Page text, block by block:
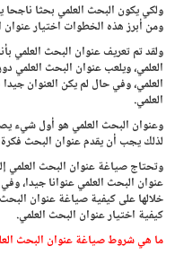
ولكي يكون البحث العلمي بحثا
ومن أبرز هذه الخطوات اختيار عنوان
ولقد تم تعريف عنوان البحث العلمي
العلمي، ويلعب عنوان البحث العلمي
العلمي، وفي حال لم يكن العنوان
العلمي.
وعنوان البحث العلمي هو أول شيء
لذلك يجب أن يقدم عنوان البحث
وتحتاج صياغة عنوان البحث العلمي
عنوان البحث العلمي عنوانا جيدا،
خلالها على كيفية صياغة عنوان
كيفية اختيار عنوان البحث العلمي.
ما هي شروط صياغة عنوان البحث